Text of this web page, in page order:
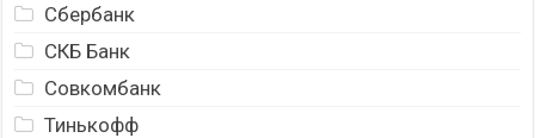
Сбербанк
СКБ Банк
Совкомбанк
Тинькофф